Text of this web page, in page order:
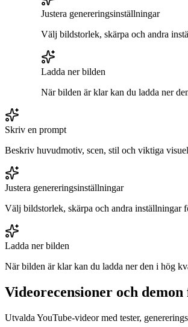
Justera genereringsinställningar
Välj bildstorlek, skärpa och andra
Ladda ner bilden
När bilden är klar kan du ladda ner
Skriv en prompt
Beskriv huvudmotiv, scen, stil och viktiga
Justera genereringsinställningar
Välj bildstorlek, skärpa och andra inställningar
Ladda ner bilden
När bilden är klar kan du ladda ner den i hög
Videorecensioner och
Utvalda YouTube-videor med tester,